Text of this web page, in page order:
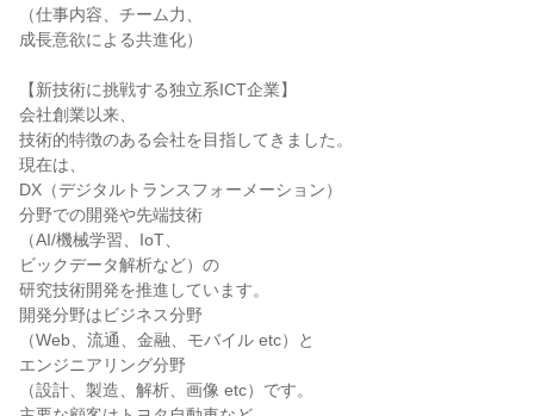
（仕事内容、チーム力、
成長意欲による共進化）
【新技術に挑戦する独立系ICT企業】
会社創業以来、
技術的特徴のある会社を目指してきました。
現在は、
DX（デジタルトランスフォーメーション）
分野での開発や先端技術
（AI/機械学習、IoT、
ビックデータ解析など）の
研究技術開発を推進しています。
開発分野はビジネス分野
（Web、流通、金融、モバイル etc）と
エンジニアリング分野
（設計、製造、解析、画像 etc）です。